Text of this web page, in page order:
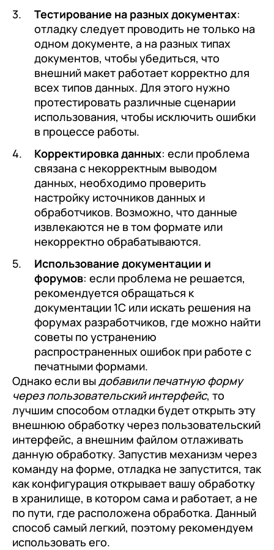
Тестирование на разных документах:
отладку следует проводить не только на
одном документе, а на разных типах
документов, чтобы убедиться, что
внешний макет работает корректно для
всех типов данных. Для этого нужно
протестировать различные сценарии
использования, чтобы исключить ошибки
в процессе работы.
Корректировка данных: если проблема
связана с некорректным выводом
данных, необходимо проверить
настройку источников данных и
обработчиков. Возможно, что данные
извлекаются не в том формате или
некорректно обрабатываются.
Использование документации и
форумов: если проблема не решается,
рекомендуется обращаться к
документации 1С или искать решения на
форумах разработчиков, где можно найти
советы по устранению
распространенных ошибок при работе с
печатными формами.
Однако если вы добавили печатную форму
через пользовательский интерфейс, то
лучшим способом отладки будет открыть эту
внешнюю обработку через пользовательский
интерфейс, а внешним файлом отлаживать
данную обработку. Запустив механизм через
команду на форме, отладка не запустится, так
как конфигурация открывает вашу обработку
в хранилище, в котором сама и работает, а не
по пути, где расположена обработка. Данный
способ самый легкий, поэтому рекомендуем
использовать его.